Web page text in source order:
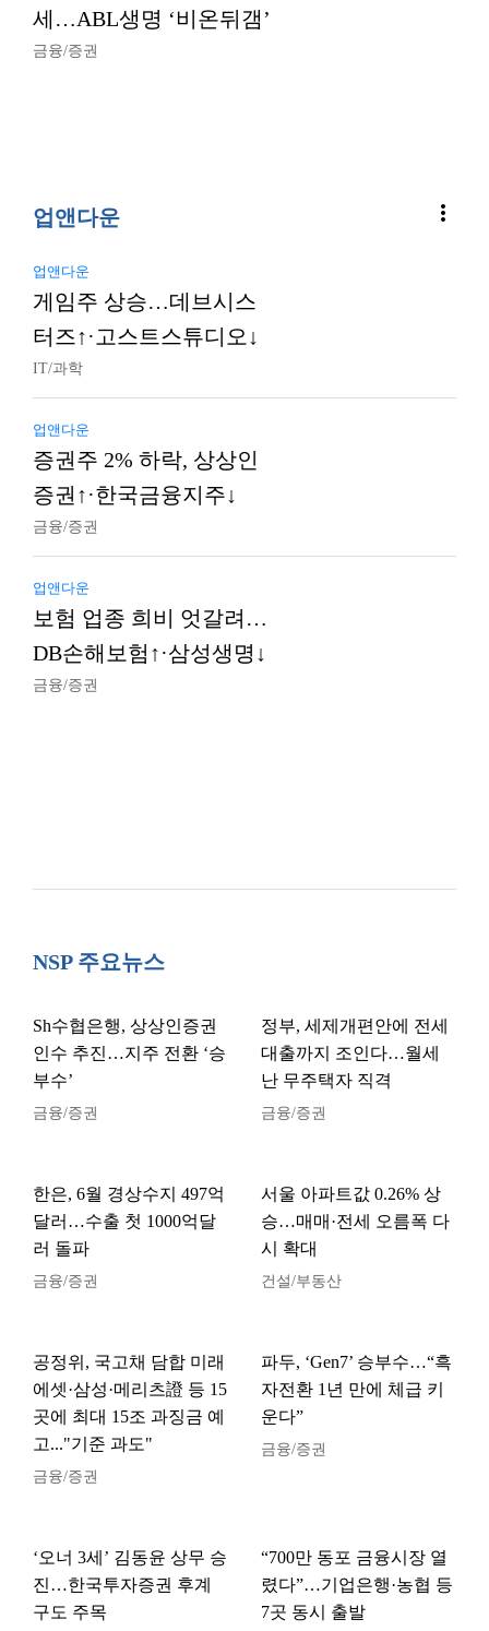
세…ABL생명 ‘비온뒤갬’
금융/증권
업앤다운 more_vert
업앤다운
게임주 상승…데브시스
터즈↑·고스트스튜디오↓
IT/과학
업앤다운
증권주 2% 하락, 상상인
증권↑·한국금융지주↓
금융/증권
업앤다운
보험 업종 희비 엇갈려…
DB손해보험↑·삼성생명↓
금융/증권
NSP 주요뉴스
Sh수협은행, 상상인증권
인수 추진…지주 전환 ‘승
부수’
금융/증권
정부, 세제개편안에 전세
대출까지 조인다…월세
난 무주택자 직격
금융/증권
한은, 6월 경상수지 497억
달러…수출 첫 1000억달
러 돌파
금융/증권
서울 아파트값 0.26% 상
승…매매·전세 오름폭 다
시 확대
건설/부동산
공정위, 국고채 담합 미래
에셋·삼성·메리츠證 등 15
곳에 최대 15조 과징금 예
고..."기준 과도"
금융/증권
파두, ‘Gen7’ 승부수…“흑
자전환 1년 만에 체급 키
운다”
금융/증권
‘오너 3세’ 김동윤 상무 승
진…한국투자증권 후계
구도 주목
“700만 동포 금융시장 열
렸다”…기업은행·농협 등
7곳 동시 출발